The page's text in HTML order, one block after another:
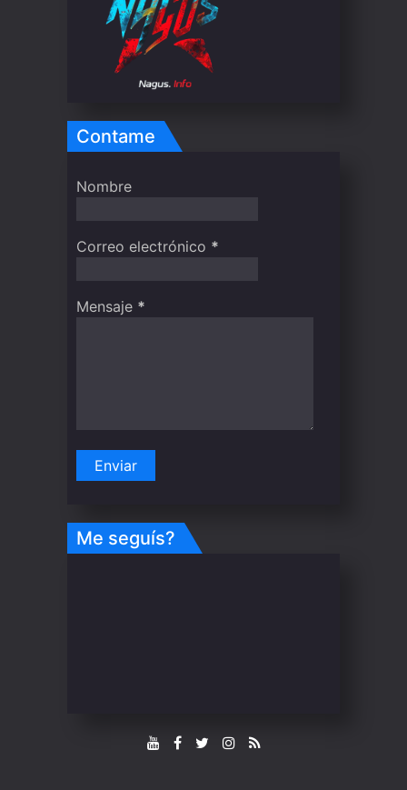
Contame
Nombre
Correo electrónico *
Mensaje *
Me seguís?